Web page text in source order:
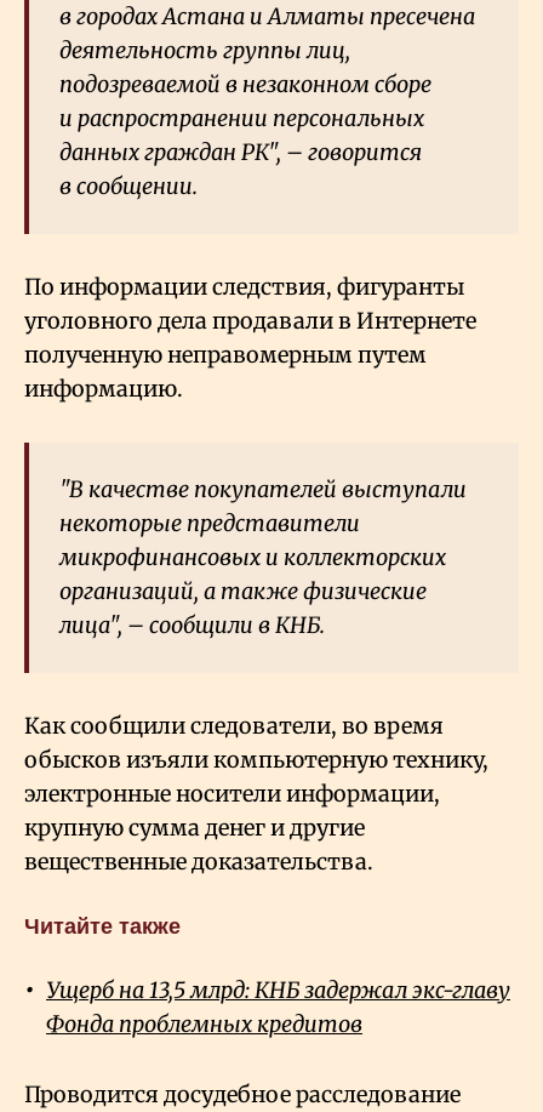
в городах Астана и Алматы пресечена
деятельность группы лиц,
подозреваемой в незаконном сборе
и распространении персональных
данных граждан РК", – говорится
в сообщении.
По информации следствия, фигуранты
уголовного дела продавали в Интернете
полученную неправомерным путем
информацию.
"В качестве покупателей выступали
некоторые представители
микрофинансовых и коллекторских
организаций, а также физические
лица", – сообщили в КНБ.
Как сообщили следователи, во время
обысков изъяли компьютерную технику,
электронные носители информации,
крупную сумма денег и другие
вещественные доказательства.
Читайте также
Ущерб на 13,5 млрд: КНБ задержал экс-главу
Фонда проблемных кредитов
Проводится досудебное расследование